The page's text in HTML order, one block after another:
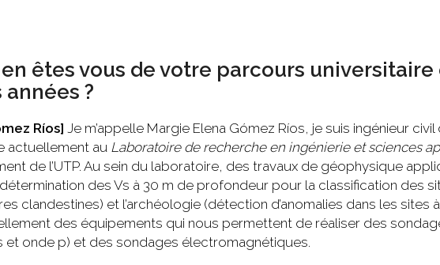
en êtes vous de votre parcours
?
Ríos] Je m’appelle Margie Elena Gómez Ríos, je suis ingénieur civil
actuellement au Laboratoire de recherche en ingénierie et sciences
de l’UTP. Au sein du laboratoire, des travaux de géophysique
détermination des Vs à 30 m de profondeur pour la classification des
clandestines) et l’archéologie (détection d’anomalies dans les
des équipements qui nous permettent de réaliser des
et onde p) et des sondages électromagnétiques.